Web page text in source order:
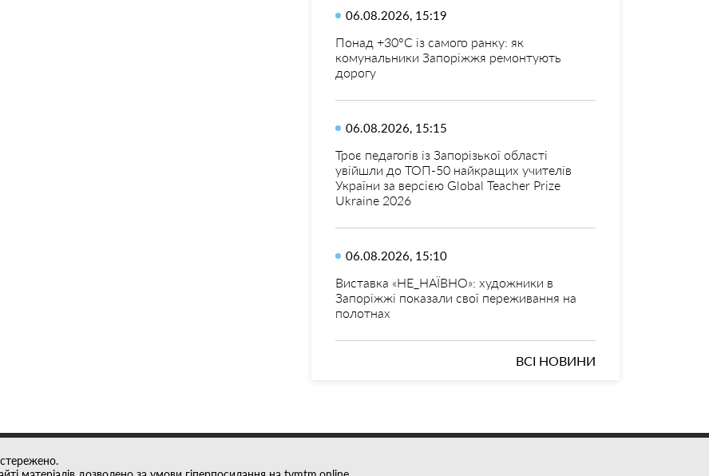
06.08.2026, 15:19
Понад +30°C із самого ранку: як
комунальники Запоріжжя ремонтують
дорогу
06.08.2026, 15:15
Троє педагогів із Запорізької області
увійшли до ТОП-50 найкращих учителів
України за версією Global Teacher Prize
Ukraine 2026
06.08.2026, 15:10
Виставка «НЕ_НАЇВНО»: художники в
Запоріжжі показали свої переживання на
полотнах
ВСІ НОВИНИ